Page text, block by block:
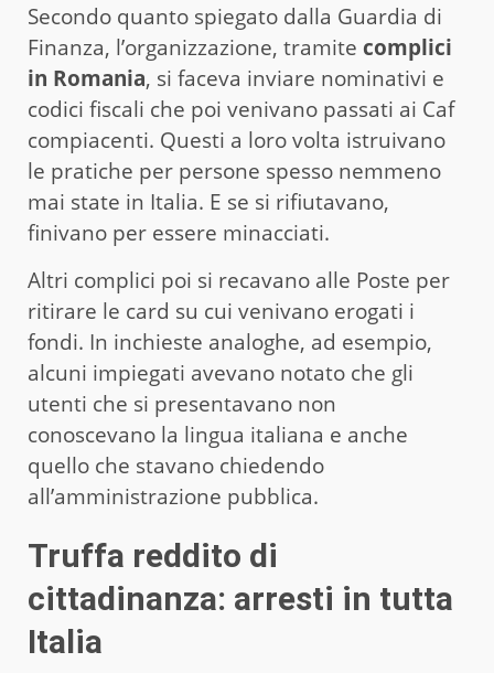
Secondo quanto spiegato dalla Guardia di
Finanza, l’organizzazione, tramite complici
in Romania, si faceva inviare nominativi e
codici fiscali che poi venivano passati ai Caf
compiacenti. Questi a loro volta istruivano
le pratiche per persone spesso nemmeno
mai state in Italia. E se si rifiutavano,
finivano per essere minacciati.
Altri complici poi si recavano alle Poste per
ritirare le card su cui venivano erogati i
fondi. In inchieste analoghe, ad esempio,
alcuni impiegati avevano notato che gli
utenti che si presentavano non
conoscevano la lingua italiana e anche
quello che stavano chiedendo
all’amministrazione pubblica.
Truffa reddito di
cittadinanza: arresti in tutta
Italia